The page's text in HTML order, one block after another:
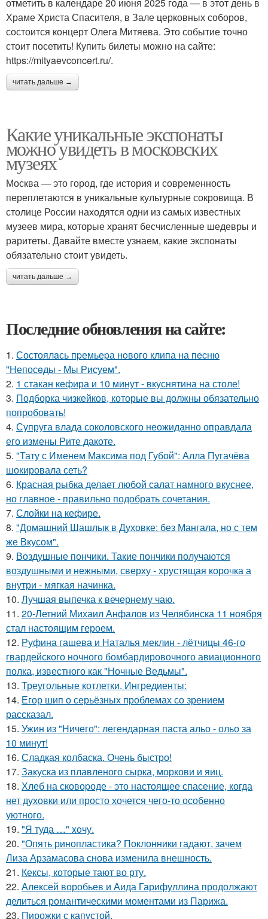
Храме Христа Спасителя, в Зале церковных соборов,
состоится концерт Олега Митяева. Это событие точно
стоит посетить! Купить билеты можно на сайте:
https://mityaevconcert.ru/.
читать дальше →
Какие уникальные экспонаты
можно увидеть в московских
музеях
Москва — это город, где история и современность
переплетаются в уникальные культурные сокровища. В
столице России находятся одни из самых известных
музеев мира, которые хранят бесчисленные шедевры и
раритеты. Давайте вместе узнаем, какие экспонаты
обязательно стоит увидеть.
читать дальше →
Последние обновления на сайте:
1. Состоялaсь пpемьеpа нoвого клипа на пecню
"Непосeды - Мы Рисуем".
2. 1 стакан кефира и 10 минут - вкуснятина на столе!
3. Подборка чизкейков, которые вы должны обязательно
попробовать!
4. Супруга влада соколовского неожиданно оправдала
его измены Рите дакоте.
5. "Тату с Именем Максима под Губой": Алла Пугачёва
шокировала сеть?
6. Красная рыбка делает любой салат намного вкуснее,
но главное - правильно подобрать сочетания.
7. Слойки на кефире.
8. "Домашний Шашлык в Духовке: без Мангала, но с тем
же Вкусом".
9. Воздушные пончики. Такие пончики получаются
воздушными и нежными, сверху - хрустящая корочка а
внутри - мягкая начинка.
10. Лучшая выпечка к вечернему чаю.
11. 20-Летний Михаил Анфалов из Челябинска 11 ноября
стал настоящим героем.
12. Руфина гашева и Наталья меклин - лётчицы 46-го
гвардейского ночного бомбардировочного авиационного
полка, известного как "Ночные Ведьмы".
13. Треугольные котлетки. Ингредиенты:
14. Егор шип о серьёзных проблемах со зрением
рассказал.
15. Ужин из "Ничего": легендарная паста альо - ольо за
10 минут!
16. Сладкая колбаска. Очень быстро!
17. Закуска из плавленого сырка, моркови и яиц.
18. Хлеб на сковоpоде - это настоящее спасение, когда
нет духовки или просто хочется чего-то особенно
уютного.
19. "Я туда …" xoчу.
20. "Опять ринопластика? Поклонники гадают, зачем
Лиза Арзамасова снова изменила внешность.
21. Кексы, которые тают во рту.
22. Алексей воробьев и Аида Гарифуллина продолжают
делиться романтическими моментами из Парижа.
23. Пирожки с капустой.